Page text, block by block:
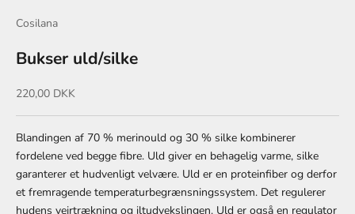
Cosilana
Bukser uld/silke
Salgspris
220,00 DKK
Blandingen af ​​70 % merinould og 30 % silke kombinerer
fordelene ved begge fibre. Uld giver en behagelig varme, silke
garanterer et hudvenligt velvære. Uld er en proteinfiber og derfor
et fremragende temperaturbegrænsningssystem. Det regulerer
hudens vejrtrækning og iltudvekslingen. Uld er også en regulator